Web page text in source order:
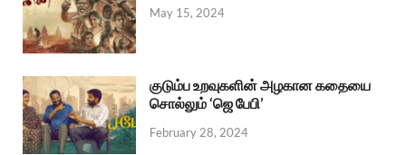
May 15, 2024
குடும்ப உறவுகளின் அழகான கதையை
சொல்லும் ‘ஜெ பேபி’
February 28, 2024